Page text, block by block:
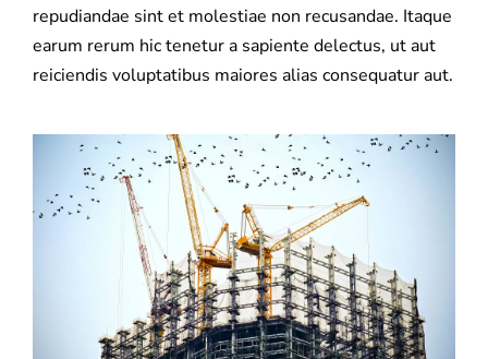
repudiandae sint et molestiae non recusandae. Itaque
earum rerum hic tenetur a sapiente delectus, ut aut
reiciendis voluptatibus maiores alias consequatur aut.